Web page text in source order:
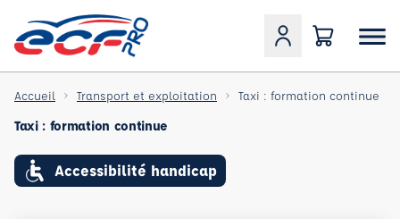
Accueil Transport et exploitation Taxi : formation continue
Taxi : formation continue
Accessibilité handicap